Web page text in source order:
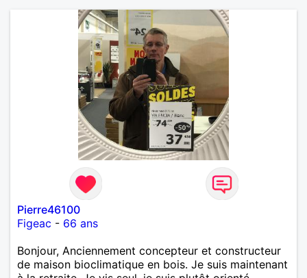
d'informations. A bientôt
Pierre46100
Figeac - 66 ans
Bonjour, Anciennement concepteur et constructeur
de maison bioclimatique en bois. Je suis maintenant